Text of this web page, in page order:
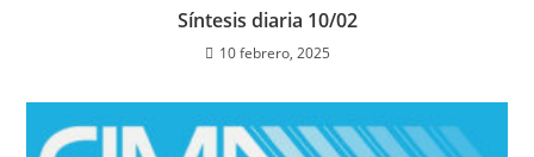
Síntesis diaria 10/02
10 febrero, 2025